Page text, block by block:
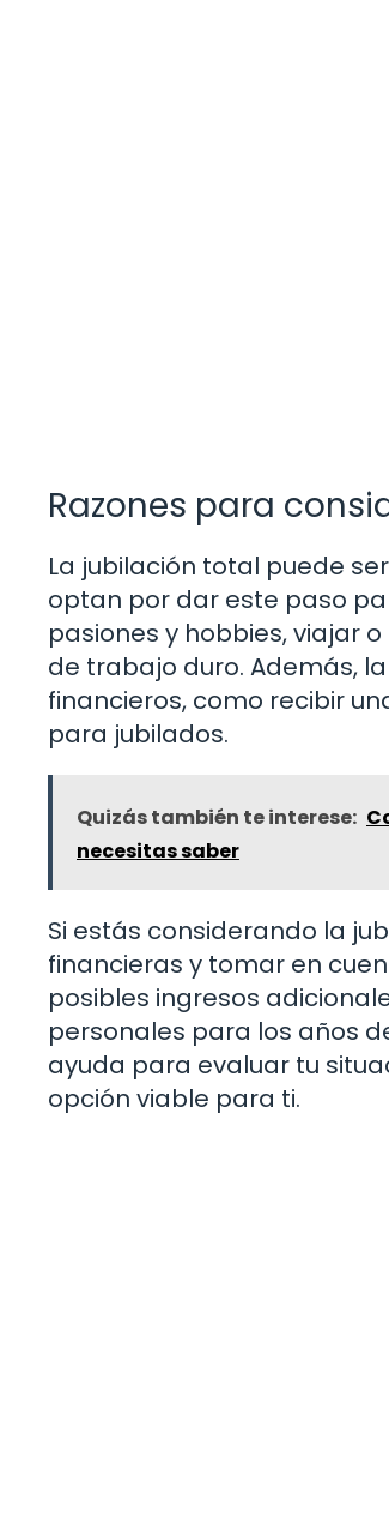
Razones para
La jubilación total puede
optan por dar este paso
pasiones y hobbies, viajar
de trabajo duro. Además,
financieros, como recibir
para jubilados.
Quizás también te interese:
necesitas saber
Si estás considerando la
financieras y tomar en
posibles ingresos
personales para los años
ayuda para evaluar tu
opción viable para ti.